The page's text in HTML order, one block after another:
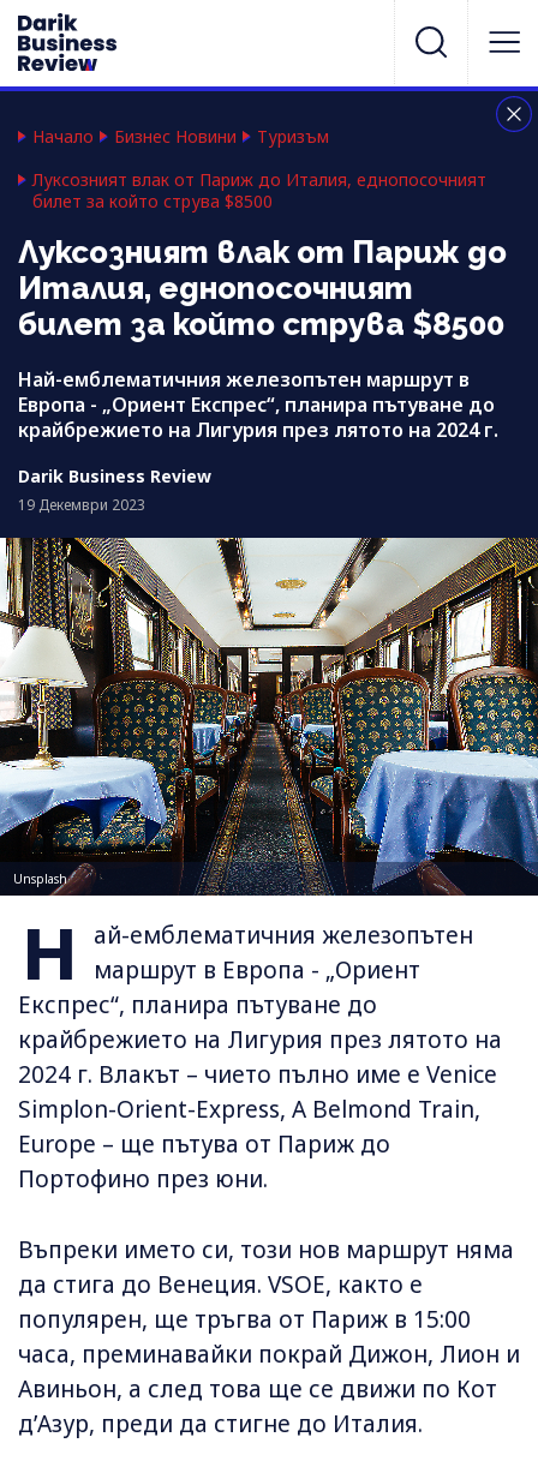
Начало Бизнес Новини
Туризъм
Луксозният влак от Париж до Италия, еднопосочният
билет за който струва $8500
Луксозният влак от Париж до
Италия, еднопосочният
билет за който струва $8500
Най-емблематичния железопътен маршрут в
Европа - „Ориент Експрес“, планира пътуване до
крайбрежието на Лигурия през лятото на 2024 г.
Darik Business Review
19 Декември 2023
Unsplash
Н
ай-емблематичния железопътен
маршрут в Европа - „Ориент
Експрес“, планира пътуване до
крайбрежието на Лигурия през лятото на
2024 г. Влакът – чието пълно име е Venice
Simplon-Orient-Express, A Belmond Train,
Europe – ще пътува от Париж до
Портофино през юни.
Въпреки името си, този нов маршрут няма
да стига до Венеция. VSOE, както е
популярен, ще тръгва от Париж в 15:00
часа, преминавайки покрай Дижон, Лион и
Авиньон, а след това ще се движи по Кот
д’Азур, преди да стигне до Италия.